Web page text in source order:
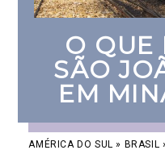
O QUE
SÃO
EM
AMÉRICA DO SUL » BRASIL